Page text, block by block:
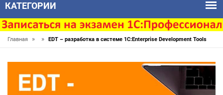
КАТЕГОРИИ
Главная » » EDT – разработка в системе 1C:Enterprise Development Tools